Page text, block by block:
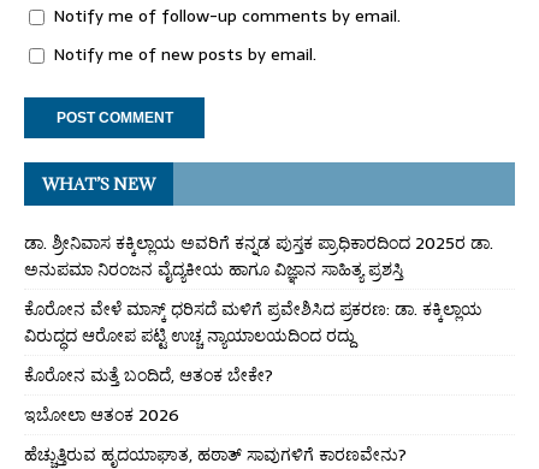
Notify me of follow-up comments by email.
Notify me of new posts by email.
WHAT’S NEW
ಡಾ. ಶ್ರೀನಿವಾಸ ಕಕ್ಕಿಲ್ಲಾಯ ಅವರಿಗೆ ಕನ್ನಡ ಪುಸ್ತಕ ಪ್ರಾಧಿಕಾರದಿಂದ 2025ರ ಡಾ.
ಅನುಪಮಾ ನಿರಂಜನ ವೈದ್ಯಕೀಯ ಹಾಗೂ ವಿಜ್ಞಾನ ಸಾಹಿತ್ಯ ಪ್ರಶಸ್ತಿ
ಕೊರೋನ ವೇಳೆ ಮಾಸ್ಕ್ ಧರಿಸದೆ ಮಳಿಗೆ ಪ್ರವೇಶಿಸಿದ ಪ್ರಕರಣ: ಡಾ. ಕಕ್ಕಿಲ್ಲಾಯ
ವಿರುದ್ಧದ ಆರೋಪ ಪಟ್ಟಿ ಉಚ್ಚ ನ್ಯಾಯಾಲಯದಿಂದ ರದ್ದು
ಕೊರೋನ ಮತ್ತೆ ಬಂದಿದೆ, ಆತಂಕ ಬೇಕೇ?
ಇಬೋಲಾ ಆತಂಕ 2026
ಹೆಚ್ಚುತ್ತಿರುವ ಹೃದಯಾಘಾತ, ಹಠಾತ್ ಸಾವುಗಳಿಗೆ ಕಾರಣವೇನು?